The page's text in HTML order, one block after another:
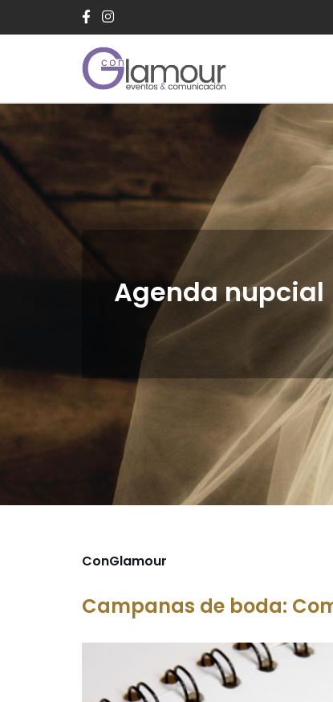
Agenda nupcial
ConGlamour
Campanas de boda: